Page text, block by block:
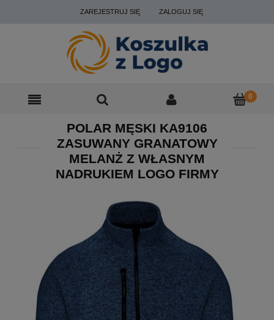
ZAREJESTRUJ SIĘ ZALOGUJ SIĘ
POLAR MĘSKI KA9106
ZASUWANY GRANATOWY
MELANŻ Z WŁASNYM
NADRUKIEM LOGO FIRMY